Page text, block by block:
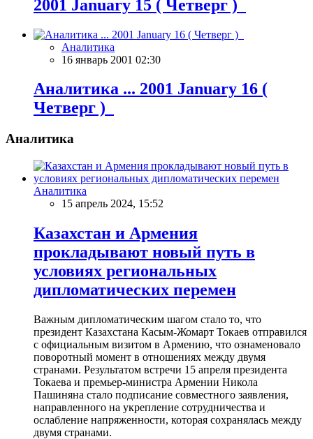
2001 January 15 ( Четверг )
Аналитика
16 январь 2001 02:30
Аналитика ... 2001 January 16 (
Четверг )
Аналитика
Аналитика
15 апрель 2024, 15:52
Казахстан и Армения
прокладывают новый путь в
условиях региональных
дипломатических перемен
Важным дипломатическим шагом стало то, что
президент Казахстана Касым-Жомарт Токаев отправился
с официальным визитом в Армению, что ознаменовало
поворотный момент в отношениях между двумя
странами. Результатом встречи 15 апреля президента
Токаева и премьер-министра Армении Никола
Пашиняна стало подписание совместного заявления,
направленного на укрепление сотрудничества и
ослабление напряженности, которая сохранялась между
двумя странами.